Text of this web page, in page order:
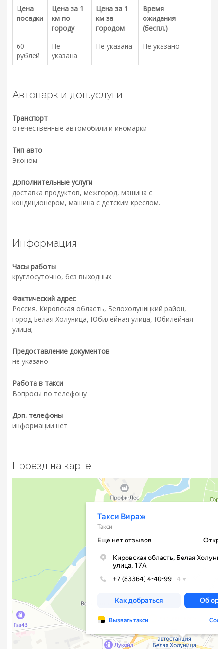
Цена
посадки
Цена за 1
км по
городу
Цена за 1
км за
городом
Время
ожидания
(беспл.)
60
рублей
Не
указана
Не указана Не указано
Автопарк и доп.услуги
Транспорт
отечественные автомобили и иномарки
Тип авто
Эконом
Дополнительные услуги
доставка продуктов, межгород, машина с
кондиционером, машина с детским креслом.
Информация
Часы работы
круглосуточно, без выходных
Фактический адрес
Россия, Кировская область, Белохолуницкий район,
город Белая Холуница, Юбилейная улица, Юбилейная
улица;
Предоставление документов
не указано
Работа в такси
Вопросы по телефону
Доп. телефоны
информации нет
Проезд на карте